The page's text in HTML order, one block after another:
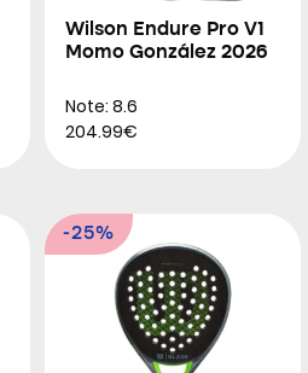
Wilson Endure Pro V1
Momo González 2026
Note: 8.6
204.99€
-25%